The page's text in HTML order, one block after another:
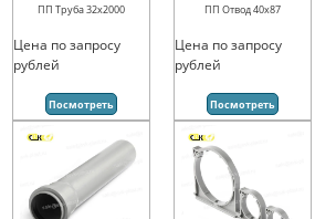
ПП Труба 32х2000
Цена по запросу
рублей
Посмотреть
ПП Отвод 40х87
Цена по запросу
рублей
Посмотреть